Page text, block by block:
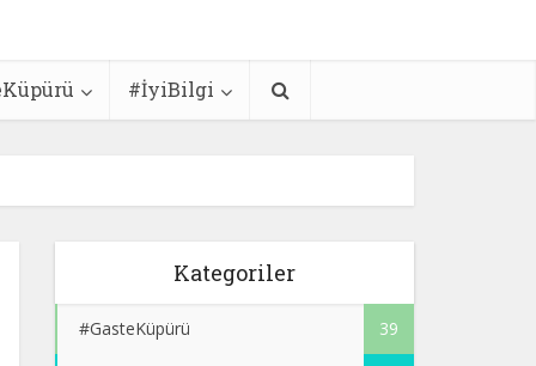
#İyiBilgi
Kategoriler
#GasteKüpürü 39